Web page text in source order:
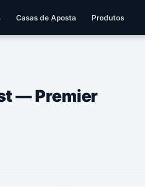
Casas de Aposta Produtos
— Premier